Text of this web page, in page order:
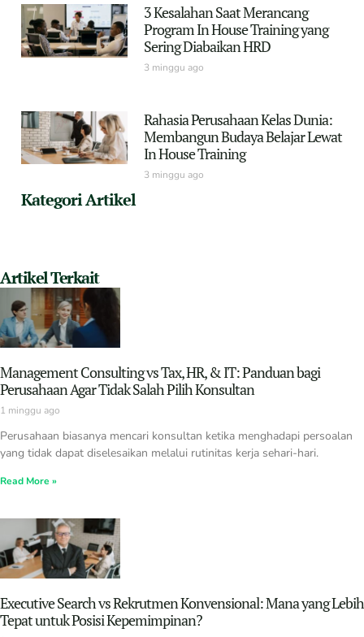
3 Kesalahan Saat Merancang
Program In House Training yang
Sering Diabaikan HRD
3 minggu ago
Rahasia Perusahaan Kelas Dunia:
Membangun Budaya Belajar Lewat
In House Training
3 minggu ago
Kategori Artikel
Artikel Terkait
Management Consulting vs Tax, HR, & IT: Panduan bagi
Perusahaan Agar Tidak Salah Pilih Konsultan
1 minggu ago
Perusahaan biasanya mencari konsultan ketika menghadapi persoalan
yang tidak dapat diselesaikan melalui rutinitas kerja sehari-hari.
Read More »
Executive Search vs Rekrutmen Konvensional: Mana yang Lebih
Tepat untuk Posisi Kepemimpinan?